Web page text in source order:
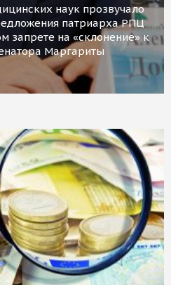
наук прозвучало
патриарха РПЦ
запрете на «склонение» к
Маргариты